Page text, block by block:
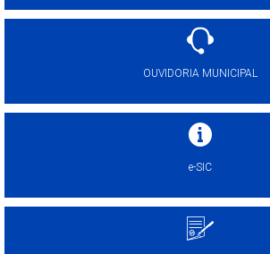
OUVIDORIA MUNICIPAL
e-SIC